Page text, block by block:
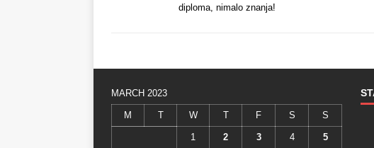
diploma, nimalo znanja!
MARCH 2023
M T W T F S S
1 2 3 4 5